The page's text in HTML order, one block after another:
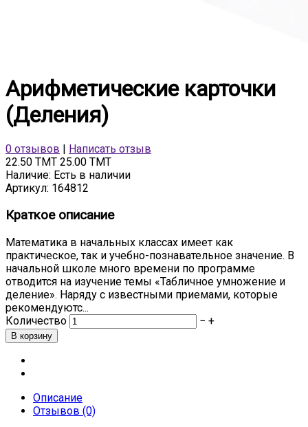
Арифметические карточки
(Деления)
0 отзывов
Написать отзыв
22.50 TMT 25.00 TMT
Наличие: Есть в наличии
Артикул: 164812
Краткое описание
Математика в начальных классах имеет как
практическое, так и учебно-познавательное значение. В
начальной школе много времени по программе
отводится на изучение темы «Табличное умножение и
деление». Наряду с известными приемами, которые
рекомендуютс...
Количество
− +
Описание
Отзывов (0)